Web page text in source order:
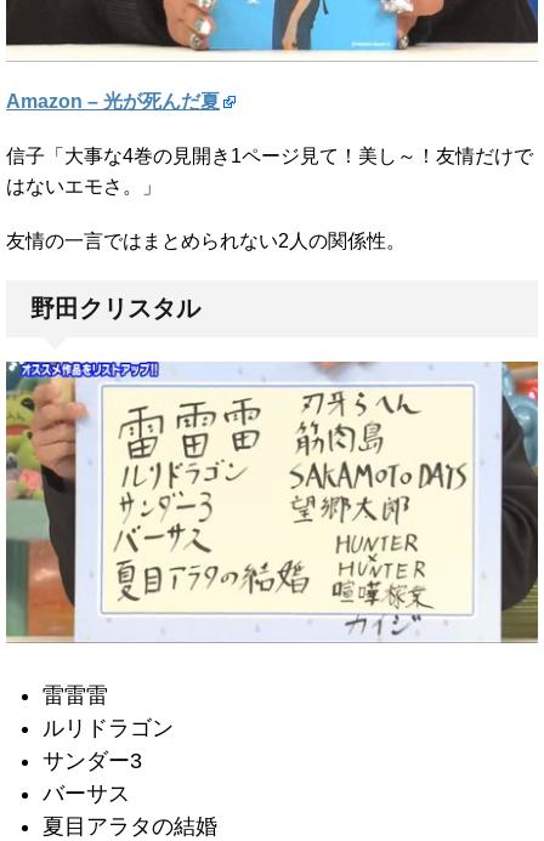
Amazon – 光が死んだ夏
信子「大事な4巻の見開き1ページ見て！美し～！友情だけで
はないエモさ。」
友情の一言ではまとめられない2人の関係性。
野田クリスタル
雷雷雷
ルリドラゴン
サンダー3
バーサス
夏目アラタの結婚